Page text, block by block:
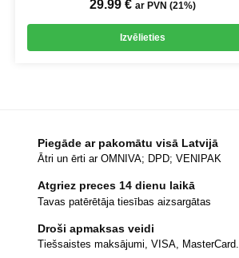
29.99€ ar PVN (21%)
Izvēlieties
Piegāde ar pakomātu visā Latvijā
Ātri un ērti ar OMNIVA; DPD; VENIPAK
Atgriez preces 14 dienu laikā
Tavas patērētāja tiesības aizsargātas
Droši apmaksas veidi
Tiešsaistes maksājumi, VISA, MasterCard.